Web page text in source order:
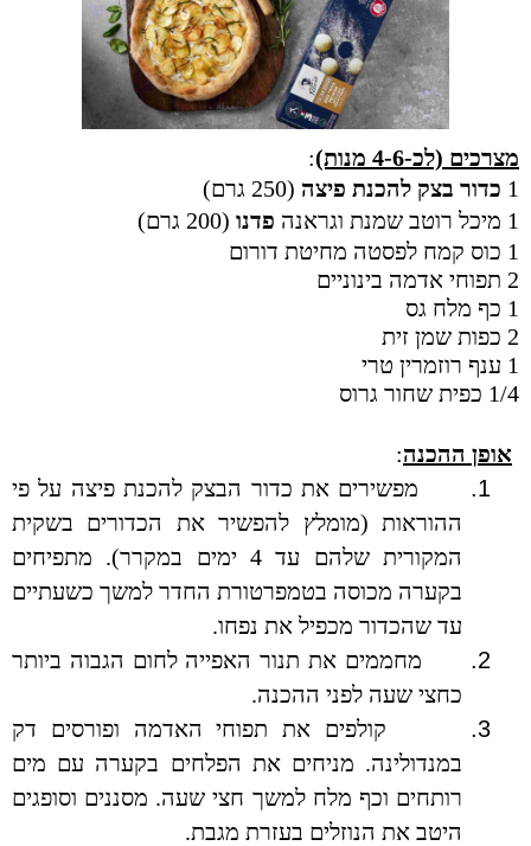
מצרכים (לכ-4-6 מנות)
:
1 כדור בצק להכנת פיצה (250 גרם)
1 מיכל
רוטב שמנת וגראנה פדנו (200 גרם)
1 כוס קמח לפסטה מחיטת דורום
2 תפוחי אדמה בינוניים
1 כף מלח גס
2 כפות שמן זית
1 ענף רוזמרין טרי
1/4 כפית שחור גרוס
אופן ההכנה:
1.
מפשירים את כדור הבצק להכנת פיצה על פי
ההוראות (מומלץ להפשיר את הכדורים בשקית
המקורית שלהם עד 4 ימים במקרר). מתפיחים
בקערה מכוסה בטמפרטורת החדר למשך כשעתיים
עד שהכדור מכפיל את נפחו.
2.
מחממים את תנור האפייה לחום הגבוה ביותר
כחצי שעה לפני ההכנה.
3.
קולפים את תפוחי האדמה ופורסים דק
במנדולינה. מניחים את הפלחים בקערה עם מים
רותחים וכף מלח למשך חצי שעה. מסננים וסופגים
היטב את הנוזלים בעזרת מגבת.